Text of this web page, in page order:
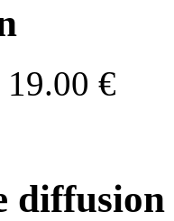
19.00 €
diffusion